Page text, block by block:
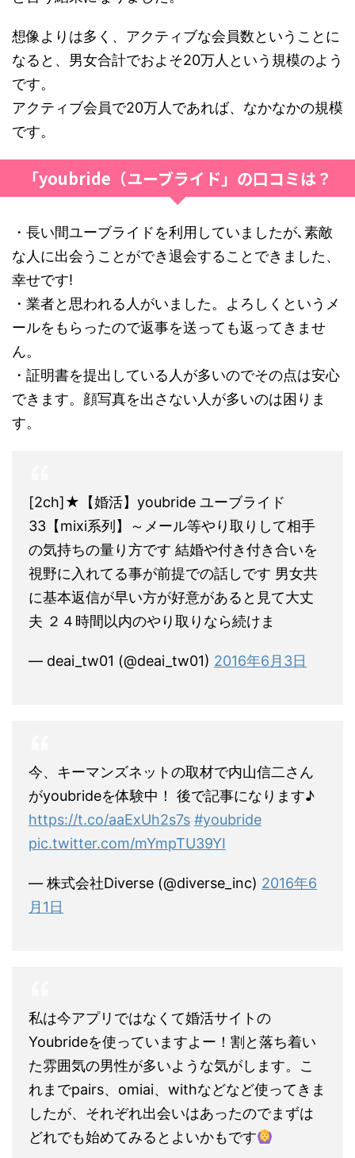
想像よりは多く、アクティブな会員数ということに
なると、男女合計でおよそ20万人という規模のよう
です。
アクティブ会員で20万人であれば、なかなかの規模
です。
「youbride（ユーブライド」の口コミは？
・長い間ユーブライドを利用していましたが､素敵
な人に出会うことができ退会することできました、
幸せです!
・業者と思われる人がいました。よろしくというメ
ールをもらったので返事を送っても返ってきませ
ん。
・証明書を提出している人が多いのでその点は安心
できます。顔写真を出さない人が多いのは困りま
す。
[2ch]★【婚活】youbride ユーブライド
33【mixi系列】～メール等やり取りして相手
の気持ちの量り方です 結婚や付き付き合いを
視野に入れてる事が前提での話しです 男女共
に基本返信が早い方が好意があると見て大丈
夫 ２４時間以内のやり取りなら続けま
— deai_tw01 (@deai_tw01) 2016年6月3日
今、キーマンズネットの取材で内山信二さん
がyoubrideを体験中！ 後で記事になります♪
https://t.co/aaExUh2s7s #youbride
pic.twitter.com/mYmpTU39YI
— 株式会社Diverse (@diverse_inc) 2016年6
月1日
私は今アプリではなくて婚活サイトの
Youbrideを使っていますよー！割と落ち着い
た雰囲気の男性が多いような気がします。こ
れまでpairs、omiai、withなどなど使ってきま
したが、それぞれ出会いはあったのでまずは
どれでも始めてみるとよいかもです